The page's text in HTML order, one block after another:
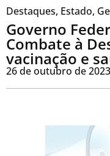
Destaques, Estado,
Governo
Combate à
vacinação e
26 de outubro de 2023